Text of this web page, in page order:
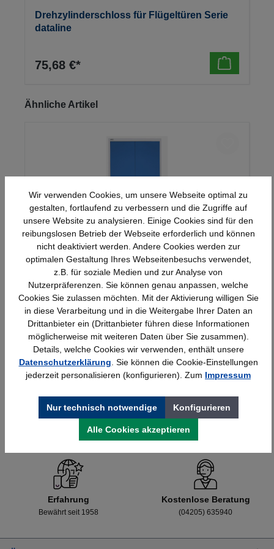
Drehzylinderschloss für Flügeltüren Serie
dataline
75,68 €*
Produktgalerie überspringen
Ähnliche Artikel
Stahl-Flügeltürenschrank Serie 950
428,40 €* Details
Schnelle Lieferung
Bundesweit
Topmarken
Faire Preise
Erfahrung
Bewährt seit 1958
Kostenlose Beratung
(04205) 635940
Wir verwenden Cookies, um unsere Webseite optimal zu
gestalten, fortlaufend zu verbessern und die Zugriffe auf
unsere Website zu analysieren. Einige Cookies sind für den
reibungslosen Betrieb der Webseite erforderlich und können
nicht deaktiviert werden. Andere Cookies werden zur
optimalen Gestaltung Ihres Webseitenbesuchs verwendet,
z.B. für soziale Medien und zur Analyse von
Nutzerpräferenzen. Sie können genau anpassen, welche
Cookies Sie zulassen möchten. Mit der Aktivierung willigen Sie
in diese Verarbeitung und in die Weitergabe Ihrer Daten an
Drittanbieter ein (Drittanbieter führen diese Informationen
möglicherweise mit weiteren Daten über Sie zusammen).
Details, welche Cookies wir verwenden, enthält unsere
Datenschutzerklärung . Sie können die Cookie-Einstellungen
jederzeit personalisieren (konfigurieren). Zum Impressum
Nur technisch notwendige Konfigurieren
Alle Cookies akzeptieren